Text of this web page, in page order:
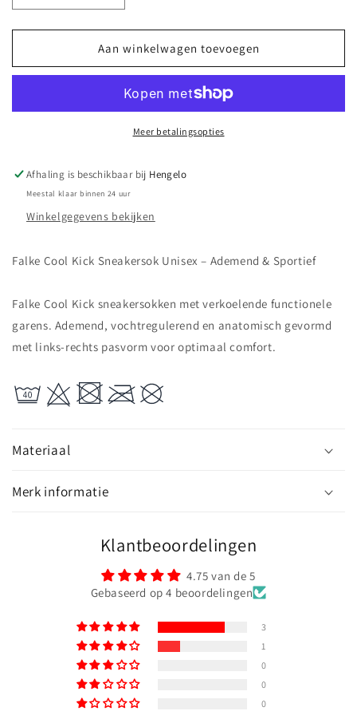
verlagen
voor
Cool
Unisex
Sportief
verhogen
voor
Falke
Cool
Sneakersok
Unisex
Sportief
Aan winkelwagen toevoegen
Meer betalingsopties
Afhaling is beschikbaar bij Hengelo
Meestal klaar binnen 24 uur
Winkelgegevens bekijken
Falke Cool Kick Sneakersok Unisex – Ademend & Sportief
Falke Cool Kick sneakersokken met verkoelende functionele
garens. Ademend, vochtregulerend en anatomisch gevormd
met links-rechts pasvorm voor optimaal comfort.
Materiaal
Merk informatie
Klantbeoordelingen
4.75 van de 5
Gebaseerd op 4 beoordelingen
3
1
0
0
0